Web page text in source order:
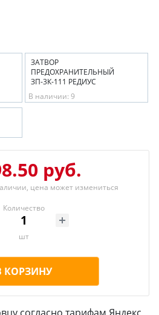
ЗАТВОР
ПРЕДОХРАНИТЕЛЬНЫЙ
ЗП-3К-111 РЕДИУС
В наличии: 9
руб.
цена может измениться
Количество
шт
КОРЗИНУ